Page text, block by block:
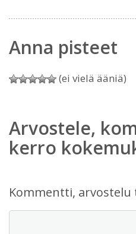
Anna pisteet
(ei vielä ääniä)
Arvostele,
kerro
Kommentti, arvostelu